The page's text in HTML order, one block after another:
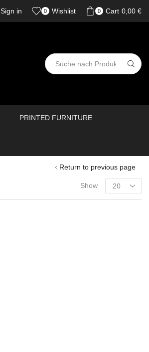
Sign in 0 Wishlist 0 Cart 0,00 €
PRINTED FURNITURE
Return to previous page
Show